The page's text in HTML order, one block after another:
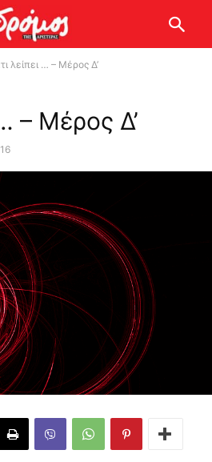
λείπει … – Μέρος Δ’
– Μέρος Δ’